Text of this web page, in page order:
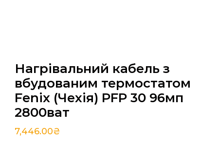
Нагрівальний кабель з
вбудованим термостатом
Fenix (Чехія) PFP 30 96мп
2800ват
7,446.00₴